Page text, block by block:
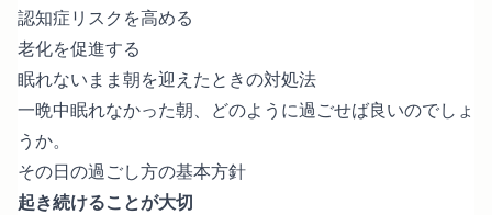
認知症リスクを高める
老化を促進する
眠れないまま朝を迎えたときの対処法
一晩中眠れなかった朝、どのように過ごせば良いのでしょ
うか。
その日の過ごし方の基本方針
起き続けることが大切